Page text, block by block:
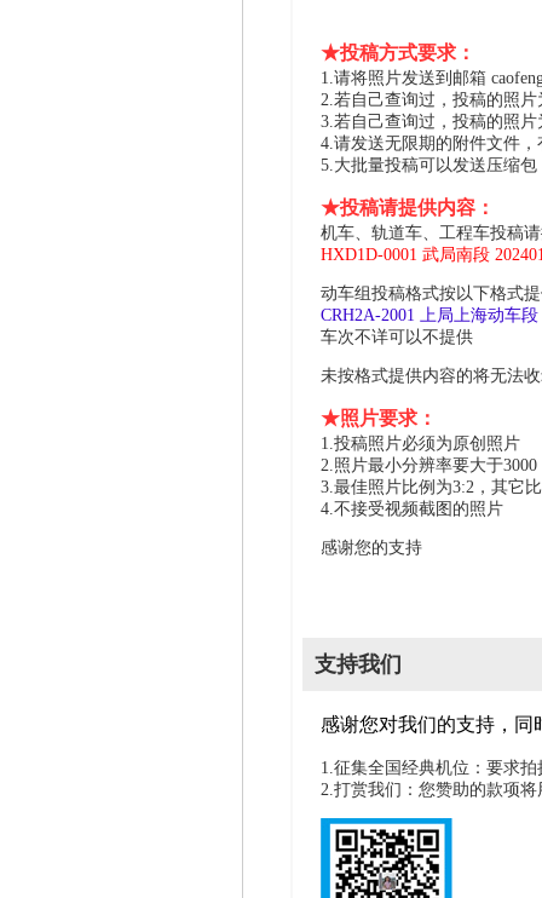
★投稿方式要求：
1.请将照片发送到邮箱
2.若自己查询过，投稿的照
3.若自己查询过，投稿的照
4.请发送无限期的附件文件
5.大批量投稿可以发送压缩
★投稿请提供内容：
机车、轨道车、工程车投稿
HXD1D-0001 武局南段
动车组投稿格式按以下格式
CRH2A-2001 上局上海动车
车次不详可以不提供
未按格式提供内容的将无法
★照片要求：
1.投稿照片必须为原创照片
2.照片最小分辨率要大于
3.最佳照片比例为3:2，其它
4.不接受视频截图的照片
感谢您的支持
支持我们
感谢您对我们的支持，同
1.征集全国经典机位：要求
2.打赏我们：您赞助的款项